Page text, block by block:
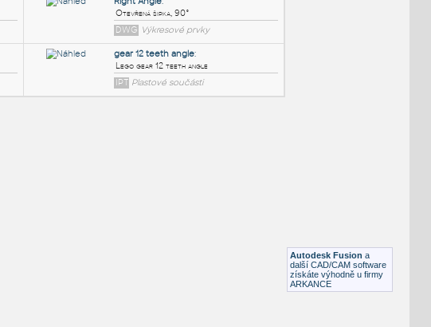
Plastové součásti
Autodesk Fusion a
další CAD/CAM software
získáte výhodně u firmy
ARKANCE